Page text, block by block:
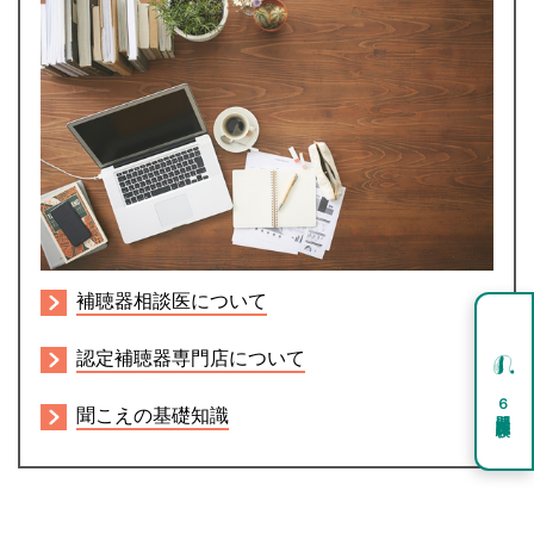
６週間試聴体験
補聴器相談医について
認定補聴器専門店について
聞こえの基礎知識